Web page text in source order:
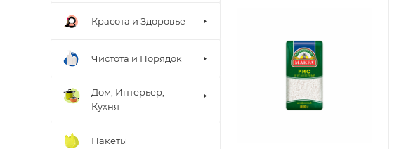
Красота и Здоровье
Чистота и Порядок
Дом, Интерьер,
Кухня
Пакеты